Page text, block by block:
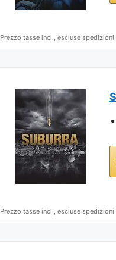
Prezzo tasse incl., escluse spedizioni
Prezzo tasse incl., escluse spedizioni